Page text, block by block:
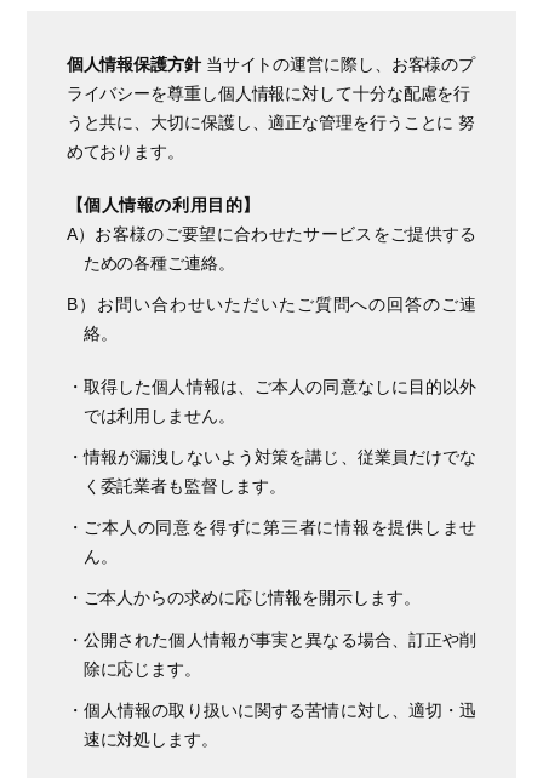
個人情報保護方針当サイトの運営に際し、お客様のプ
ライバシーを尊重し個人情報に対して十分な配慮を行
うと共に、大切に保護し、適正な管理を行うことに 努
めております。
【個人情報の利用目的】
A）お客様のご要望に合わせたサービスをご提供する
ための各種ご連絡。
B）お問い合わせいただいたご質問への回答のご連
絡。
・取得した個人情報は、ご本人の同意なしに目的以外
では利用しません。
・情報が漏洩しないよう対策を講じ、従業員だけでな
く委託業者も監督します。
・ご本人の同意を得ずに第三者に情報を提供しませ
ん。
・ご本人からの求めに応じ情報を開示します。
・公開された個人情報が事実と異なる場合、訂正や削
除に応じます。
・個人情報の取り扱いに関する苦情に対し、適切・迅
速に対処します。